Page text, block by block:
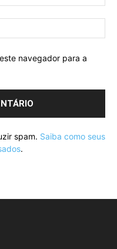
navegador para a
spam. Saiba como seus
.